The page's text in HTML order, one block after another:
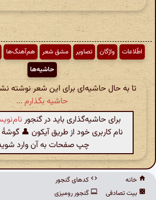
اطّلاعات واژگان تصاویر مشق شعر هم‌آهنگ‌ها
حاشیه‌ها
تا به حال حاشیه‌ای برای این شعر نوشته
حاشیه بگذارم ...
برای حاشیه‌گذاری باید در گنجور
نام کاربری خود از طریق آیکون 👤
چپ صفحات به آن وارد
خانه
بیت تصادفی
کدهای گنجور
گنجور رومیزی